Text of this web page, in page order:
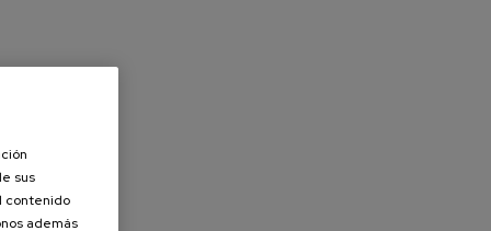
sus
contenido
además